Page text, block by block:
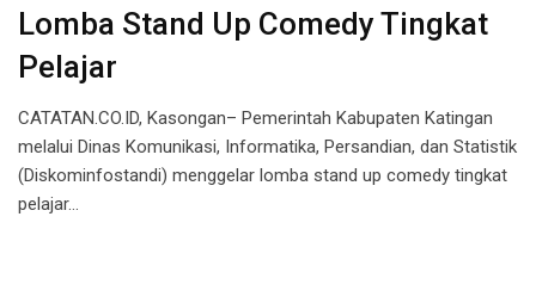
Lomba Stand Up Comedy Tingkat
Pelajar
CATATAN.CO.ID, Kasongan– Pemerintah Kabupaten Katingan
melalui Dinas Komunikasi, Informatika, Persandian, dan Statistik
(Diskominfostandi) menggelar lomba stand up comedy tingkat
pelajar…